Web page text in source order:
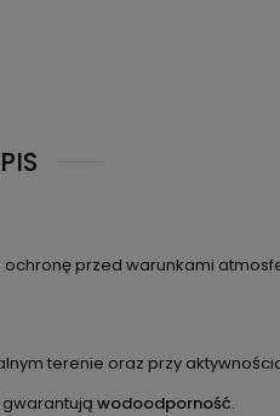
ochronę przed warunkami
terenie oraz przy
wodoodporność.